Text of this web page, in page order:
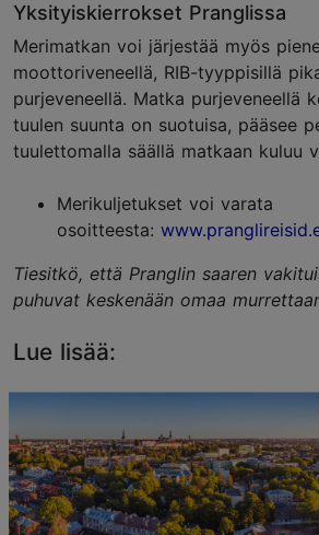
Yksityiskierrokset Pranglissa
Merimatkan voi järjestää myös
moottoriveneellä, RIB-tyyppisillä
purjeveneellä. Matka purjeveneellä
tuulen suunta on suotuisa, pääsee
tuulettomalla säällä matkaan kuluu
Merikuljetukset voi varata
osoitteesta:
Tiesitkö, että Pranglin saaren
puhuvat keskenään omaa
Lue lisää: